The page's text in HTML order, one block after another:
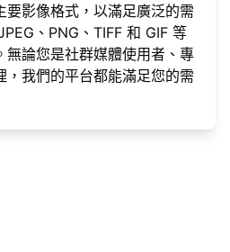
要影像格式，以滿足廣泛的需
、PNG、TIFF 和 GIF 等
無論您是社群媒體使用者、專
，我們的平台都能滿足您的需